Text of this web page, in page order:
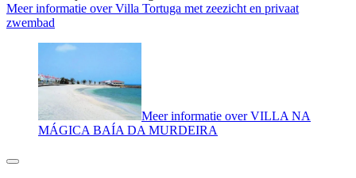
Meer informatie over Villa Tortuga met zeezicht en privaat
zwembad
Meer informatie over VILLA NA
MÁGICA BAÍA DA MURDEIRA